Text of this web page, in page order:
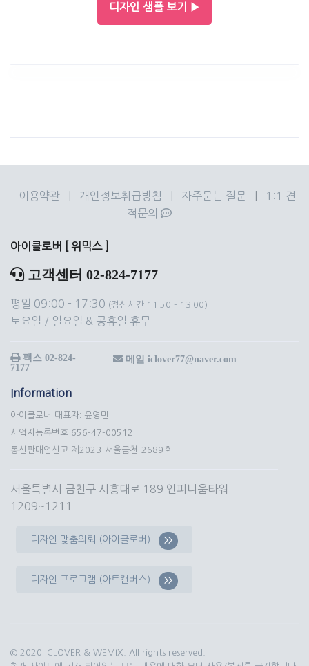
디자인 샘플 보기 ▶
이용약관 개인정보취급방침 자주묻는 질문
1:1 견
적문의
아이클로버 [ 위믹스 ]
고객센터 02-824-7177
평일 09:00 - 17:30 (점심시간 11:50 - 13:00)
토요일 / 일요일 & 공휴일 휴무
팩스 02-824-
7177
메일 iclover77@naver.com
Information
아이클로버 대표자: 윤영민
사업자등록번호 656-47-00512
통신판매업신고 제2023-서울금천-2689호
서울특별시 금천구 시흥대로 189 인피니움타워
1209~1211
디자인 맞춤의뢰 (아이클로버) >>
디자인 프로그램 (아트캔버스) >>
© 2020 ICLOVER & WEMIX. All rights reserved.